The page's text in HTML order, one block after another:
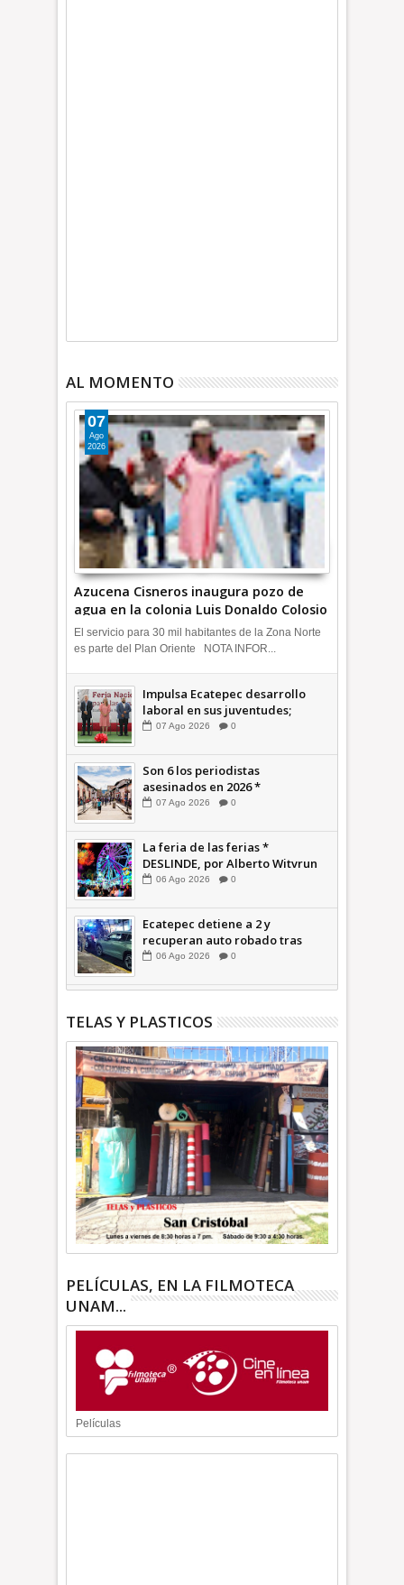
AL MOMENTO
Azucena Cisneros inaugura pozo de
agua en la colonia Luis Donaldo Colosio
+Video | INFORMATIVA
07
Ago
2026
El servicio para 30 mil habitantes de la Zona Norte
es parte del Plan Oriente NOTA INFOR...
Impulsa Ecatepec desarrollo
laboral en sus juventudes;
inauguran Feria de Empleo y
INFORMATIVA
07 Ago 2026 0
Son 6 los periodistas
asesinados en 2026 *
COMENTARIO A TIEMPO
07 Ago 2026 0
La feria de las ferias *
DESLINDE, por Alberto Witvrun
06 Ago 2026 0
Ecatepec detiene a 2 y
recuperan auto robado tras
operativo con Tecámac +Video
06 Ago 2026 0
TELAS Y PLASTICOS
PELÍCULAS, EN LA FILMOTECA
UNAM...
Películas